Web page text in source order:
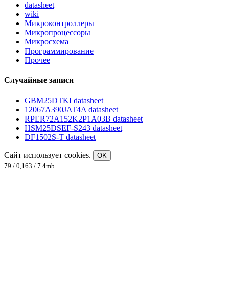
datasheet
wiki
Микроконтроллеры
Микропроцессоры
Микросхема
Программирование
Прочее
Случайные записи
GBM25DTKI datasheet
12067A390JAT4A datasheet
RPER72A152K2P1A03B datasheet
HSM25DSEF-S243 datasheet
DF1502S-T datasheet
Сайт использует cookies.
OK
79 / 0,163 / 7.4mb